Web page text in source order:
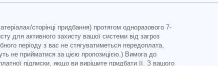
сторінці придбання) протягом одноразового 7-
для активного захисту вашої системи від загроз
періоду з вас не стягуватиметься передоплата,
не прийматися за цією пропозицією.) Вимога до
підписки, якщо ви вирішите придбати її. З вашого